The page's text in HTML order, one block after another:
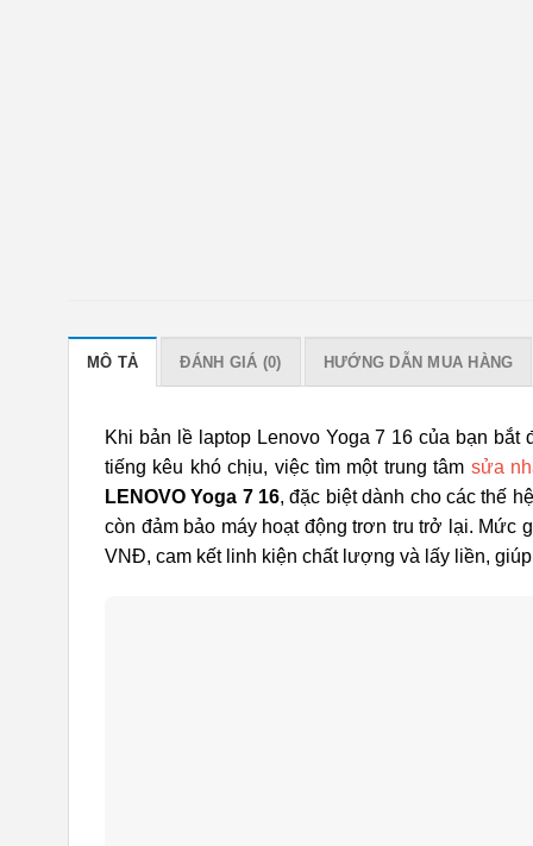
MÔ TẢ ĐÁNH GIÁ (0) HƯỚNG DẪN MUA HÀNG
Khi bản lề laptop Lenovo Yoga 7 16 của bạn
tiếng kêu khó chịu, việc tìm một trung tâm sửa
LENOVO Yoga 7 16, đặc biệt dành cho các thế
còn đảm bảo máy hoạt động trơn tru trở lại. Mức
VNĐ, cam kết linh kiện chất lượng và lấy liền,